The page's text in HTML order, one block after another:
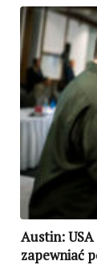
Austin:
zapewniać